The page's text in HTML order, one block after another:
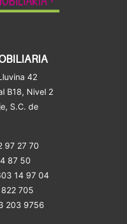
42
B18, Nivel 2
, S.C. de
97 27 70
87 50
14 97 04
705
203 9756